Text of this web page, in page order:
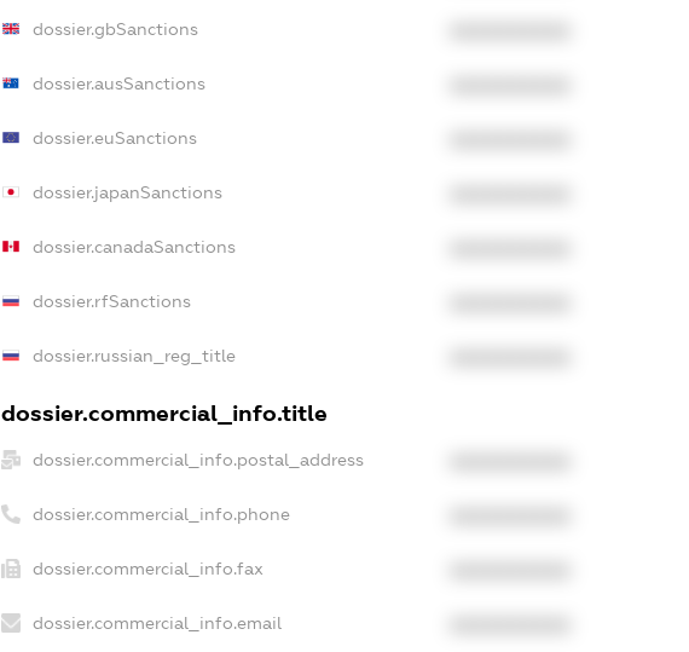
dossier.gbSanctions
dossier.ausSanctions
dossier.euSanctions
dossier.japanSanctions
dossier.canadaSanctions
dossier.rfSanctions
dossier.russian_reg_title
dossier.commercial_info.title
dossier.commercial_info.postal_address
dossier.commercial_info.phone
dossier.commercial_info.fax
dossier.commercial_info.email